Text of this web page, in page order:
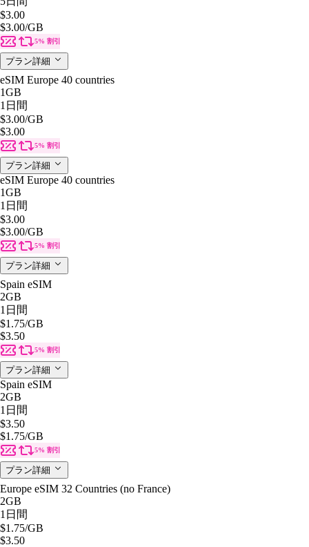
$3.00
$3.00/GB
5% 割引
プラン詳細
eSIM Europe 40 countries
1GB
1日間
$3.00/GB
$3.00
5% 割引
プラン詳細
eSIM Europe 40 countries
1GB
1日間
$3.00
$3.00/GB
5% 割引
プラン詳細
Spain eSIM
2GB
1日間
$1.75/GB
$3.50
5% 割引
プラン詳細
Spain eSIM
2GB
1日間
$3.50
$1.75/GB
5% 割引
プラン詳細
Europe eSIM 32 Countries (no France)
2GB
1日間
$1.75/GB
$3.50